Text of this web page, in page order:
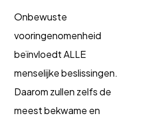
Onbewuste
vooringenomenheid
beïnvloedt ALLE
menselijke beslissingen.
Daarom zullen zelfs de
meest bekwame en